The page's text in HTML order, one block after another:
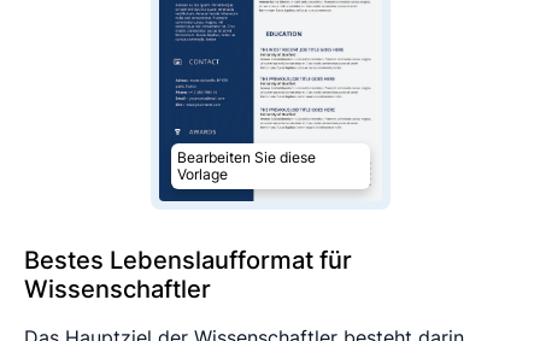
Bearbeiten Sie diese
Vorlage
Bestes Lebenslaufformat für
Wissenschaftler